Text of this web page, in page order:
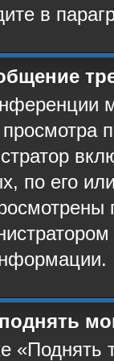
в
по его
«Поднять